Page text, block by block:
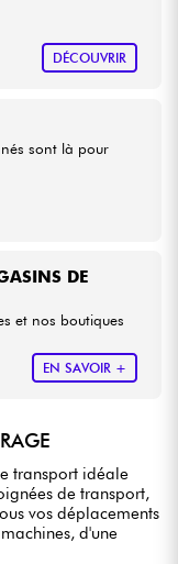
DÉCOUVRIR
DE
et nos boutiques
EN SAVOIR +
sont là pour
transport idéale
de transport,
vos déplacements
d'une